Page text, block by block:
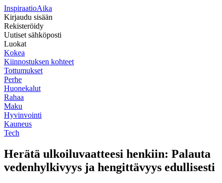
InspiraatioAika
Kirjaudu sisään
Rekisteröidy
Uutiset sähköposti
Luokat
Kokea
Kiinnostuksen kohteet
Tottumukset
Perhe
Huonekalut
Rahaa
Maku
Hyvinvointi
Kauneus
Tech
Herätä ulkoiluvaatteesi henkiin: Palauta
vedenhylkivyys ja hengittävyys edullisesti